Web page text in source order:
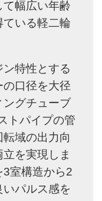
幅広い年齢
いる軽二輪
特性とする
口径を大径
グチューブ
トパイプの管
域の出力向
立を実現しま
3室構造から2
パルス感を